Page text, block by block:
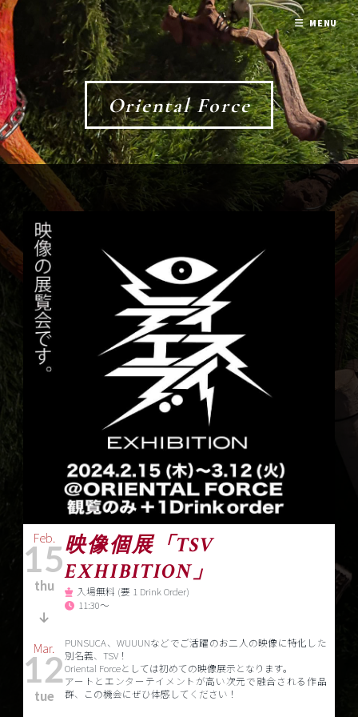
Oriental Force
Feb.
15
thu
Mar.
12
tue
映像個展「TSV
EXHIBITION」
入場無料 (要 1 Drink Order)
11:30～
PUNSUCA、WUUUNなどでご活躍のお二人の映像に特化した
別名義、TSV！
Oriental Forceとしては初めての映像展示となります。
アートとエンターテイメントが高い次元で融合される作品
群、この機会にぜひ体感してください！
MENU